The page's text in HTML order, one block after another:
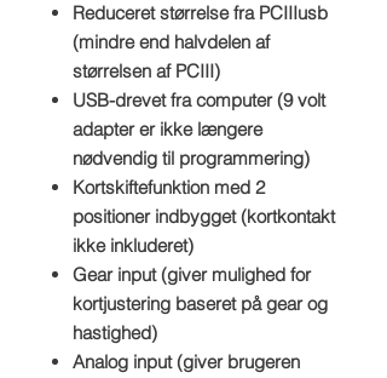
Reduceret størrelse fra PCIIIusb
(mindre end halvdelen af
størrelsen af PCIII)
USB-drevet fra computer (9 volt
adapter er ikke længere
nødvendig til programmering)
Kortskiftefunktion med 2
positioner indbygget (kortkontakt
ikke inkluderet)
Gear input (giver mulighed for
kortjustering baseret på gear og
hastighed)
Analog input (giver brugeren